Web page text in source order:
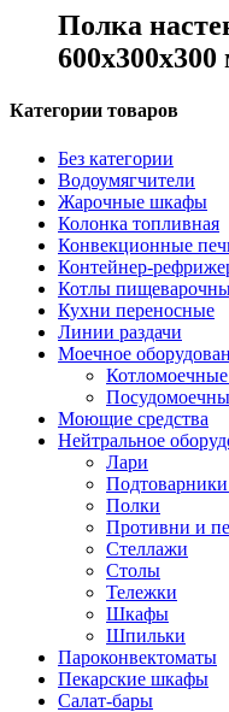
Полка
Категории товаров
Без категории
Водоумягчители
Жарочные шкафы
Колонка топливная
Конвекционные
Контейнер-
Котлы
Кухни переносные
Линии раздачи
Моечное
Моющие средства
Нейтральное
Лари
Полки
Противни и
Стеллажи
Столы
Тележки
Шкафы
Шпильки
Пароконвектоматы
Пекарские шкафы
Салат-бары